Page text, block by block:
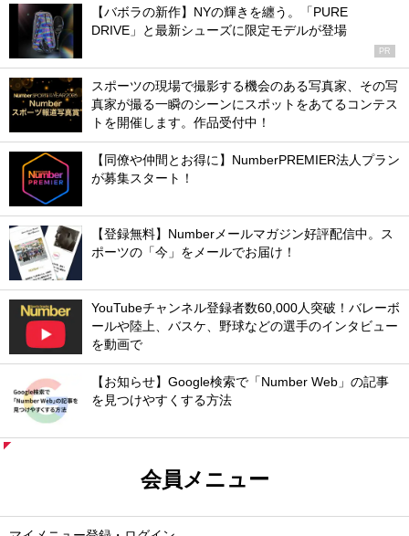
【バボラの新作】NYの輝きを纏う。「PURE
DRIVE」と最新シューズに限定モデルが登場
PR
スポーツの現場で撮影する機会のある写真家、その写
真家が撮る一瞬のシーンにスポットをあてるコンテス
トを開催します。作品受付中！
【同僚や仲間とお得に】NumberPREMIER法人プラン
が募集スタート！
【登録無料】Numberメールマガジン好評配信中。ス
ポーツの「今」をメールでお届け！
YouTubeチャンネル登録者数60,000人突破！バレーボ
ールや陸上、バスケ、野球などの選手のインタビュー
を動画で
【お知らせ】Google検索で「Number Web」の記事
を見つけやすくする方法
会員メニュー